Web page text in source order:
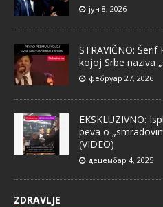
јун 8, 2026
STRAVIČNO:
kojoj Srbe naziva
фебруар 27, 2026
EKSKLUZIVNO:
peva o
(VIDEO)
децембар 4, 2025
ZDRAVLJE